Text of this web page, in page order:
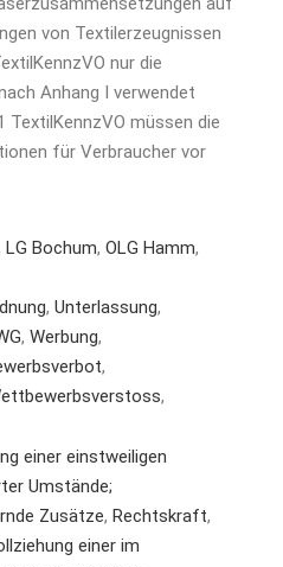
von Textilerzeugnissen
nur die
Anhang I verwendet
TextilKennzVO müssen die
für Verbraucher vor
LG Bochum, OLG Hamm,
, Unterlassung,
, Werbung,
,
,
einer einstweiligen
Umstände;
Zusätze, Rechtskraft,
einer im